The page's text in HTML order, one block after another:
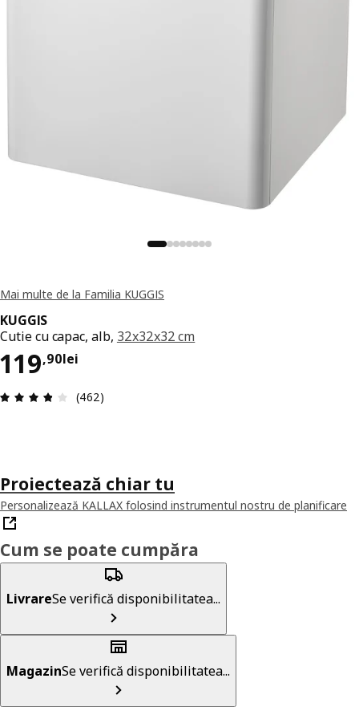
Mai multe de la Familia KUGGIS
KUGGIS
Cutie cu capac, alb, 32x32x32 cm
119,90lei
Preț 119,90lei
Prezentare generală: 3.8 din 5 stele Total
(462)
Proiectează chiar tu
Personalizează KALLAX folosind instrumentul nostru de planificare
Cum se poate cumpăra
LivrareSe verifică disponibilitatea...
MagazinSe verifică disponibilitatea...